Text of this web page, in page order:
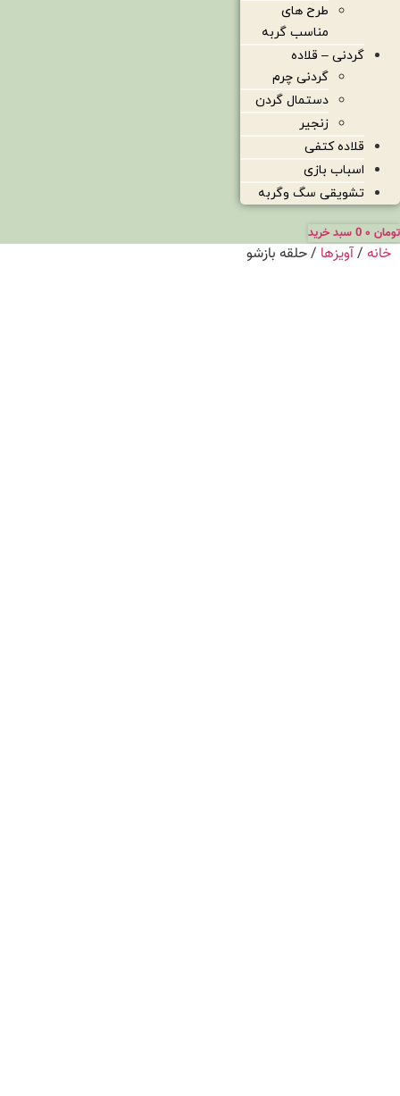
طرح های
مناسب گربه
گردنی – قلاده
گردنی چرم
دستمال گردن
زنجیر
قلاده کتفی
اسباب بازی
تشویقی سگ وگربه
تومان 0 سبد خرید
خانه /آویزها / حلقه بازشو